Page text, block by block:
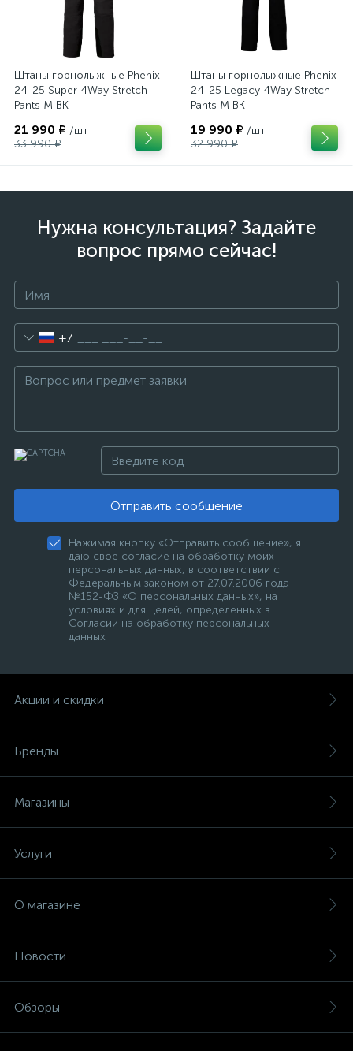
Штаны горнолыжные Phenix
24-25 Super 4Way Stretch
Pants M BK
21 990 ₽ /шт
33 990 ₽
Штаны горнолыжные Phenix
24-25 Legacy 4Way Stretch
Pants M BK
19 990 ₽ /шт
32 990 ₽
Нужна консультация? Задайте
вопрос прямо сейчас!
+7
Отправить сообщение
Нажимая кнопку «Отправить сообщение», я
даю свое согласие на обработку моих
персональных данных, в соответствии с
Федеральным законом от 27.07.2006 года
№152-ФЗ «О персональных данных», на
условиях и для целей, определенных в
Согласии на обработку персональных
данных
Акции и скидки
Бренды
Магазины
Услуги
О магазине
Новости
Обзоры